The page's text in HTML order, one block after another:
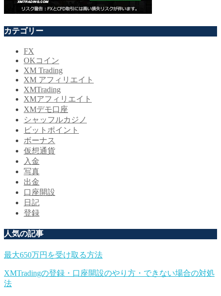
カテゴリー
FX
OKコイン
XM Trading
XM アフィリエイト
XMTrading
XMアフィリエイト
XMデモ口座
シャッフルカジノ
ビットポイント
ボーナス
仮想通貨
入金
写真
出金
口座開設
日記
登録
人気の記事
最大650万円を受け取る方法
XMTradingの登録・口座開設のやり方・できない場合の対処
法